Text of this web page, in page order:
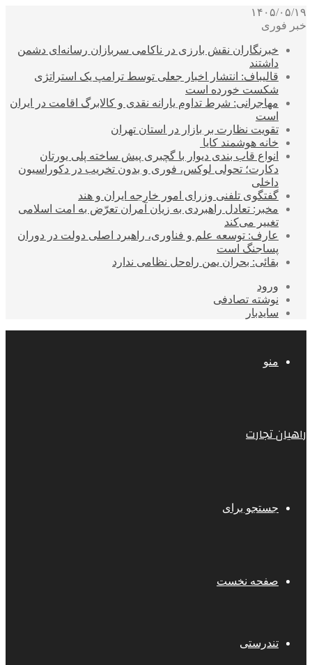
۱۴۰۵/۰۵/۱۹
خبر فوری
خبرنگاران نقش بارزی در ناکامی سربازان رسانه‌ای دشمن
داشتند
قالیباف: انتشار اخبار جعلی توسط ترامپ یک استراتژی
شکست خورده است
مهاجرانی: شرط تداوم یارانه نقدی و کالابرگ اقامت در ایران
است
تقویت نظارت بر بازار در استان تهران
خانه هوشمند کایا
انواع قاب بندی دیوار با گچبری پیش ساخته پلی یورتان
دکارت؛ تحولی لوکس، فوری و بدون تخریب در دکوراسیون
داخلی
گفتگوی تلفنی وزرای امور خارجه ایران و هند
مخبر: تعادل راهبردی به زیان آمران تعرّض به امت اسلامی
تغییر می‌کند
عارف: توسعه علم و فناوری، راهبرد اصلی دولت در دوران
پساجنگ است
بقائی: بحران یمن راه‌حل نظامی ندارد
ورود
نوشته تصادفی
سایدبار
منو
راهیان تجارت
جستجو برای
صفحه نخست
تندرستی